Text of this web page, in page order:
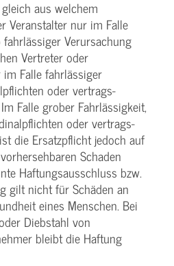
aus welchem
Veranstalter nur im Falle
Verursachung
Vertreter oder
Falle fahrlässiger
oder vertrags­
Falle grober Fahrlässigkeit,
oder vertrags­
die Ersatzpflicht jedoch auf
Schaden
Haftungs­ausschluss bzw.
gilt nicht für Schäden an
eines Menschen. Bei
Diebstahl von
bleibt die Haftung